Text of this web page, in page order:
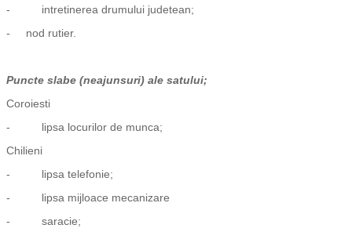
- intretinerea drumului judetean;
- nod rutier.
Puncte slabe (neajunsuri) ale satului;
Coroiesti
- lipsa locurilor de munca;
Chilieni
- lipsa telefonie;
- lipsa mijloace mecanizare
- saracie;